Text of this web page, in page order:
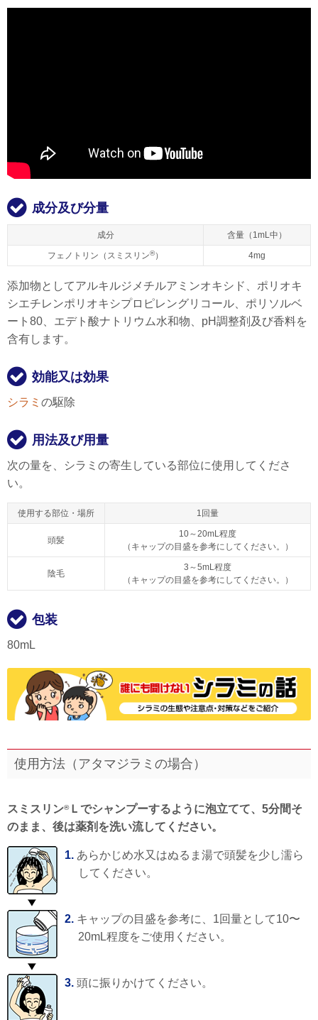
成分及び分量
成分 含量（1mL中）
フェノトリン（スミスリン®） 4mg
添加物としてアルキルジメチルアミンオキシド、ポリオキ
シエチレンポリオキシプロピレングリコール、ポリソルベ
ート80、エデト酸ナトリウム水和物、pH調整剤及び香料を
含有します。
効能又は効果
シラミ の駆除
用法及び用量
次の量を、シラミの寄生している部位に使用してくださ
い。
使用する部位・場所 1回量
頭髪
10～20mL程度
（キャップの目盛を参考にしてください。）
陰毛
3～5mL程度
（キャップの目盛を参考にしてください。）
包装
80mL
使用方法（アタマジラミの場合）
スミスリン®Ｌでシャンプーするように泡立てて、5分間そ
のまま、後は薬剤を洗い流してください。
1. あらかじめ水又はぬるま湯で頭髪を少し濡ら
してください。
2. キャップの目盛を参考に、1回量として10〜
20mL程度をご使用ください。
3. 頭に振りかけてください。